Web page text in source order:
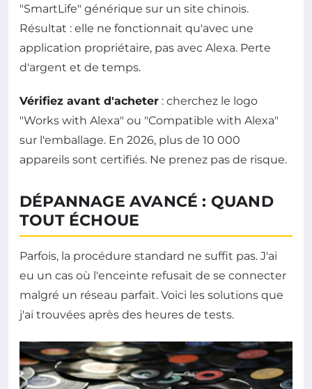
"SmartLife" générique sur un site chinois.
Résultat : elle ne fonctionnait qu'avec une
application propriétaire, pas avec Alexa. Perte
d'argent et de temps.
Vérifiez avant d'acheter : cherchez le logo
"Works with Alexa" ou "Compatible with Alexa"
sur l'emballage. En 2026, plus de 10 000
appareils sont certifiés. Ne prenez pas de risque.
DÉPANNAGE AVANCÉ : QUAND
TOUT ÉCHOUE
Parfois, la procédure standard ne suffit pas. J'ai
eu un cas où l'enceinte refusait de se connecter
malgré un réseau parfait. Voici les solutions que
j'ai trouvées après des heures de tests.